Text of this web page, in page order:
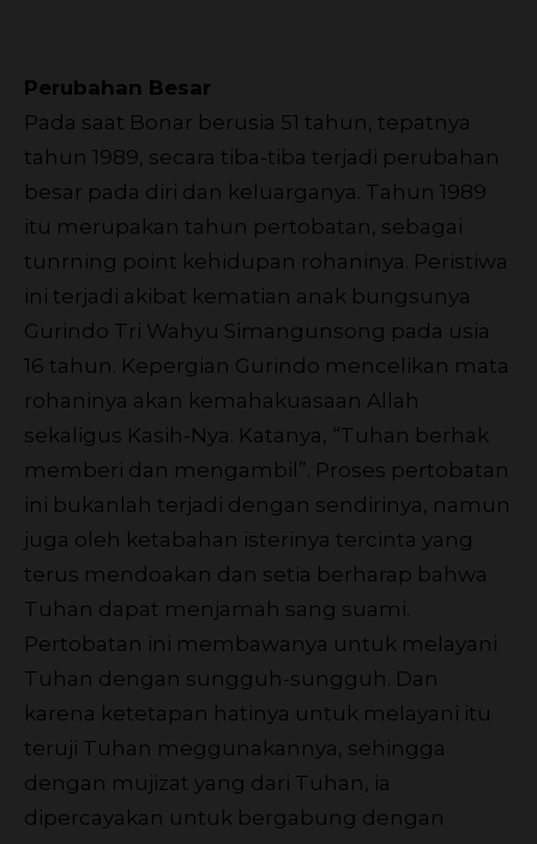
Perubahan Besar
Pada saat Bonar berusia 51 tahun, tepatnya
tahun 1989, secara tiba-tiba terjadi perubahan
besar pada diri dan keluarganya. Tahun 1989
itu merupakan tahun pertobatan, sebagai
tunrning point kehidupan rohaninya. Peristiwa
ini terjadi akibat kematian anak bungsunya
Gurindo Tri Wahyu Simangunsong pada usia
16 tahun. Kepergian Gurindo mencelikan mata
rohaninya akan kemahakuasaan Allah
sekaligus Kasih-Nya. Katanya, “Tuhan berhak
memberi dan mengambil”. Proses pertobatan
ini bukanlah terjadi dengan sendirinya, namun
juga oleh ketabahan isterinya tercinta yang
terus mendoakan dan setia berharap bahwa
Tuhan dapat menjamah sang suami.
Pertobatan ini membawanya untuk melayani
Tuhan dengan sungguh-sungguh. Dan
karena ketetapan hatinya untuk melayani itu
teruji Tuhan meggunakannya, sehingga
dengan mujizat yang dari Tuhan, ia
dipercayakan untuk bergabung dengan